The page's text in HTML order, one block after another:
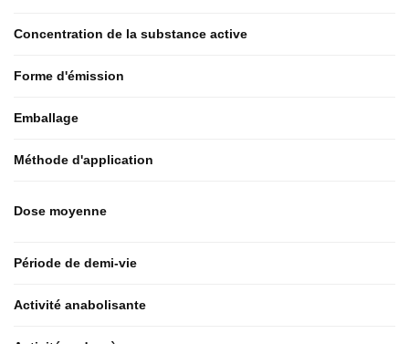
Concentration de la substance active
Forme d'émission
Emballage
Méthode d'application
Dose moyenne
Période de demi-vie
Activité anabolisante